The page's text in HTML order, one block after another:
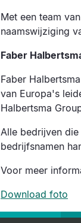
Met een team
naamswijziging
Faber
Faber
van Europa's
Halbertsma
Alle bedrijven
bedrijfsnamen
Voor meer
Download foto